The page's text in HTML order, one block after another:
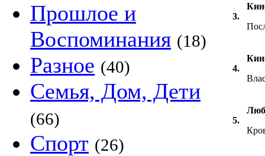
Прошлое и
Воспоминания (18)
Разное (40)
Семья, Дом, Дети
(66)
Спорт (26)
3.
4.
5.